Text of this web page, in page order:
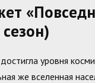
уровня
же вселенная